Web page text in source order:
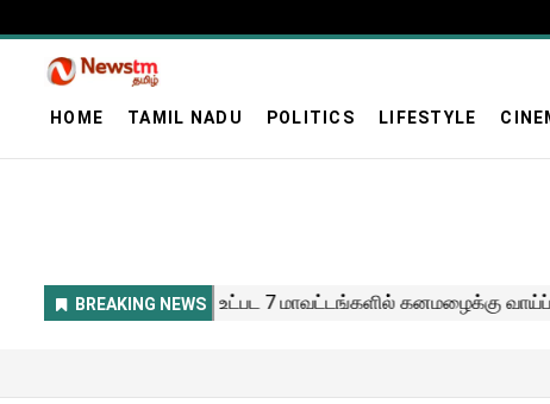
HOME TAMIL NADU POLITICS LIFESTYLE